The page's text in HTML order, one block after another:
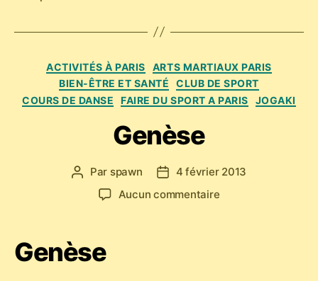
Catégories
ACTIVITÉS À PARIS
ARTS MARTIAUX PARIS
BIEN-ÊTRE ET SANTÉ
CLUB DE SPORT
COURS DE DANSE
FAIRE DU SPORT A PARIS JOGAKI
Genèse
Auteur
l’article
Par spawn
Date4 février 2013
Aucun commentairesur
Genèse